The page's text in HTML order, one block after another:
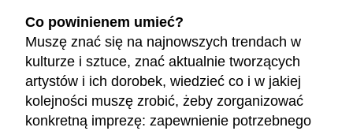
Co powinienem umieć?
Muszę znać się na najnowszych trendach w
kulturze i sztuce, znać aktualnie tworzących
artystów i ich dorobek, wiedzieć co i w jakiej
kolejności muszę zrobić, żeby zorganizować
konkretną imprezę: zapewnienie potrzebnego